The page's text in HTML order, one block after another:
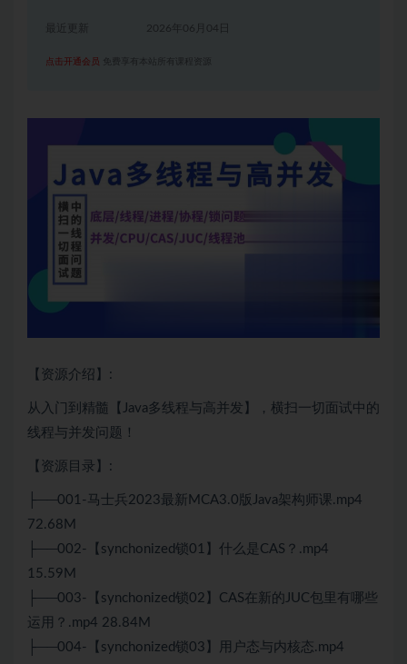
2026年06月04日
点击开通会员 免费享有本站所有课程资源
【资源介绍】:
从入门到精髓【 Java多线程与高并发 】，横扫一切 面试中的
线程与并发问题！
【资源目录】:
├──001-马士兵2023最新MCA3.0版Java架构师课.mp4
72.68M
├──002-【synchonized锁01】什么是CAS？.mp4
15.59M
├──003-【synchonized锁02】CAS在新的JUC包里有哪些
运用？.mp4 28.84M
├──004-【synchonized锁03】用户态与内核态.mp4